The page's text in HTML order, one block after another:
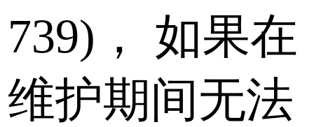
739)， 如果在
维护期间无法